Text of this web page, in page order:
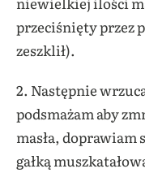
przeciśnięty przez
zeszklił).
2. Następnie
podsmażam aby
masła, doprawiam
gałką